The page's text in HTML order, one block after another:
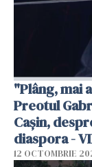
"Plâng, mai
Preotul
Cașin,
diaspora -
12 OCTOMBRIE